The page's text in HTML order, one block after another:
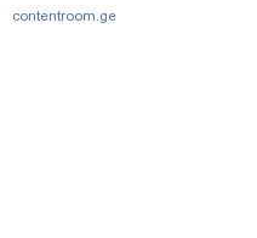
contentroom.ge